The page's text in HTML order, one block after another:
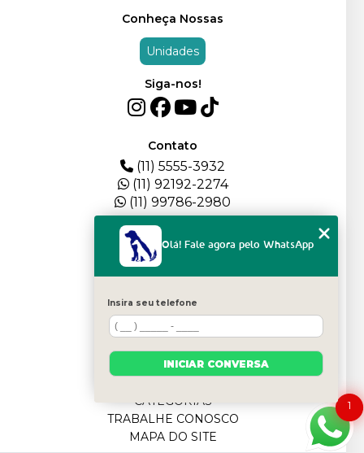
Conheça Nossas
Unidades
Siga-nos!
Contato
(11) 5555-3932
(11) 92192-2274
(11) 99786-2980
QUEM SOMOS
BLOG
FILHOTES
CATEGORIAS
TRABALHE CONOSCO
MAPA DO SITE
1
Olá! Fale agora pelo WhatsApp
Insira seu telefone
INICIAR CONVERSA